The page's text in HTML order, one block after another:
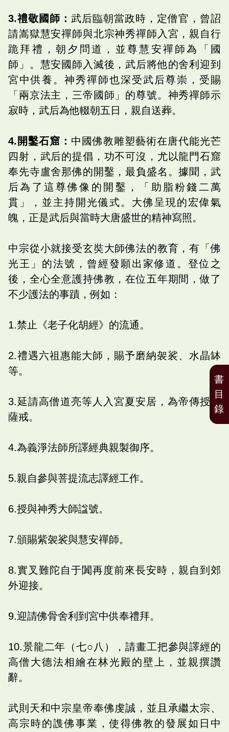
3.禮敬國師： 武后臨朝當政時，定僧官，曾詔
請嵩獄慧安禪師與北宗神秀禪師入宮，親自行
跪拜禮，朝夕問道，並尊慧安禪師為「國
師」。慧安國師入滅後，武后將他的舍利迎到
宮中供養。神秀禪師也深受武后尊崇，受賜
「兩京法主，三帝國師」的尊號。神秀禪師示
寂時，武后為他輟朝五日，親自送葬。
4.開鑿石窟： 中國佛教雕塑藝術在唐代能光芒
四射，武后的提倡，功不可沒，尤以龍門石窟
奉先寺盧舍那佛的開鑿，最負盛名。據聞，武
后為了這尊佛像的開鑿，「助脂粉錢二萬
貫」，並主持開光儀式。大佛呈現的宏偉氣
魄，正是武后與當時大唐盛世的精神寫照。
中宗從小就接受玄奘大師佛法的教育，有「佛
光王」的法號，曾經發願出家修道。登位之
後，全心全意護持佛教，在位五年期間，做了
不少護法的事蹟，例如：
1.禁止《老子化胡經》的流通。
2.禮遇六祖惠能大師，賜予磨納袈裟、水晶缽
等。
3.延請高僧道亮等人入宮夏安居，為帝傳授菩
薩戒。
4.為義淨法師所譯經典親製御序。
5.親自參與菩提流志譯經工作。
6.授與神秀大師諡號。
7.頒賜紫袈裟與慧安禪師。
8.實叉難陀自于闐再度前來長安時，親自到郊
外迎接。
9.迎請佛骨舍利到宮中供奉禮拜。
10.景龍二年（七○八），請畫工把參與譯經的
高僧大德法相繪在林光殿的壁上，並親撰讚
辭。
武則天和中宗皇帝奉佛虔誠，並且承繼太宗、
高宗時的謢佛事業，使得佛教的發展如日中
書
目
錄